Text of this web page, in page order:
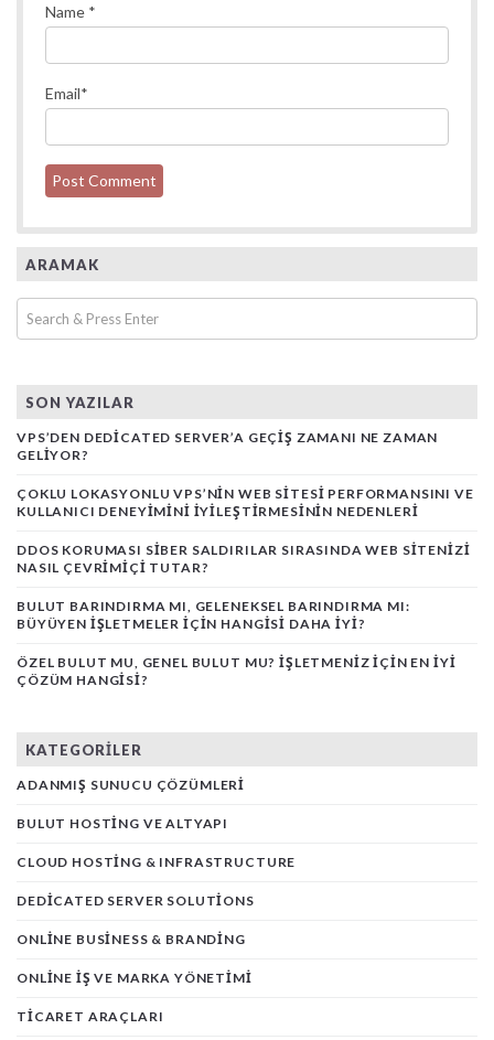
Name *
Email*
ARAMAK
SON YAZILAR
VPS’DEN DEDICATED SERVER’A GEÇIŞ ZAMANI NE ZAMAN
GELIYOR?
ÇOKLU LOKASYONLU VPS’NIN WEB SITESI PERFORMANSINI VE
KULLANICI DENEYIMINI İYILEŞTIRMESININ NEDENLERI
DDOS KORUMASI SIBER SALDIRILAR SIRASINDA WEB SITENIZI
NASIL ÇEVRIMIÇI TUTAR?
BULUT BARINDIRMA MI, GELENEKSEL BARINDIRMA MI:
BÜYÜYEN İŞLETMELER İÇIN HANGISI DAHA İYI?
ÖZEL BULUT MU, GENEL BULUT MU? İŞLETMENIZ İÇIN EN İYI
ÇÖZÜM HANGISI?
KATEGORILER
ADANMIŞ SUNUCU ÇÖZÜMLERI
BULUT HOSTING VE ALTYAPI
CLOUD HOSTING & INFRASTRUCTURE
DEDICATED SERVER SOLUTIONS
ONLINE BUSINESS & BRANDING
ONLINE İŞ VE MARKA YÖNETIMI
TICARET ARAÇLARI